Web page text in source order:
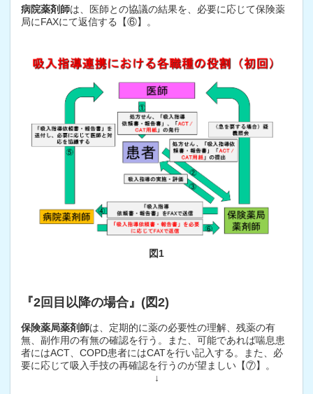
病院薬剤師は、医師との協議の結果を、必要に応じて保険薬
局にFAXにて返信する【⑥】。
図1
『2回目以降の場合』(図2)
保険薬局薬剤師は、定期的に薬の必要性の理解、残薬の有
無、副作用の有無の確認を行う。また、可能であれば喘息患
者にはACT、COPD患者にはCATを行い記入する。また、必
要に応じて吸入手技の再確認を行うのが望ましい【⑦】。
↓